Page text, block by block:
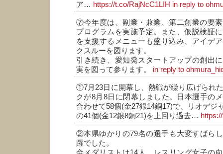
ア… https://t.co/RajNcC1LIH in reply to
⑦今年度は、副業・兼業、第二創業の要
プログラムを実施予定。また、仮説検証
を支援するメニューも盛り込み、アイデ
クスルーを図ります。
引き続き、愛知発スタートアップの創出
実を図って参ります。 in reply to
①7月23日に開幕し、熱戦が繰り広げられ
クが8月8日に閉幕しました。日本選手の
合わせて58個(金27銀14銅17)で、リオデジ
の41個(金12銀8銅21)を上回り過去…
②本県ゆかりの79名の選手も大変すばら
躍でした。